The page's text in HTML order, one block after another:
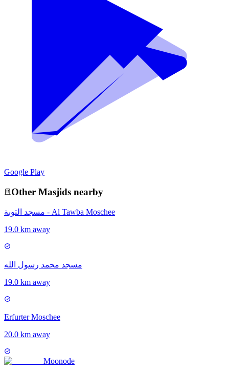
Google Play
Other Masjids nearby
مسجد التوبة - Al Tawba Moschee
19.0 km away
مسجد محمد رسول الله
19.0 km away
Erfurter Moschee
20.0 km away
Moonode